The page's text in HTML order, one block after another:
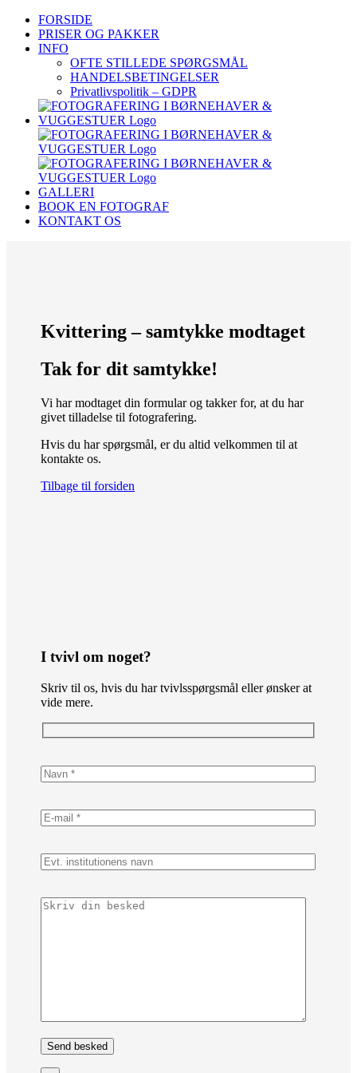
Skip
content
FORSIDE
PRISER OG PAKKER
INFO
OFTE STILLEDE SPØRGSMÅL
HANDELSBETINGELSER
Privatlivspolitik – GDPR
GALLERI
BOOK EN FOTOGRAF
KONTAKT OS
Kvittering – samtykke modtaget
Tak for dit samtykke!
Vi har modtaget din formular og takker for, at du har
givet tilladelse til fotografering.
Hvis du har spørgsmål, er du altid velkommen til at
kontakte os.
Tilbage til forsiden
I tvivl om noget?
Skriv til os, hvis du har tvivlsspørgsmål eller ønsker at
vide mere.